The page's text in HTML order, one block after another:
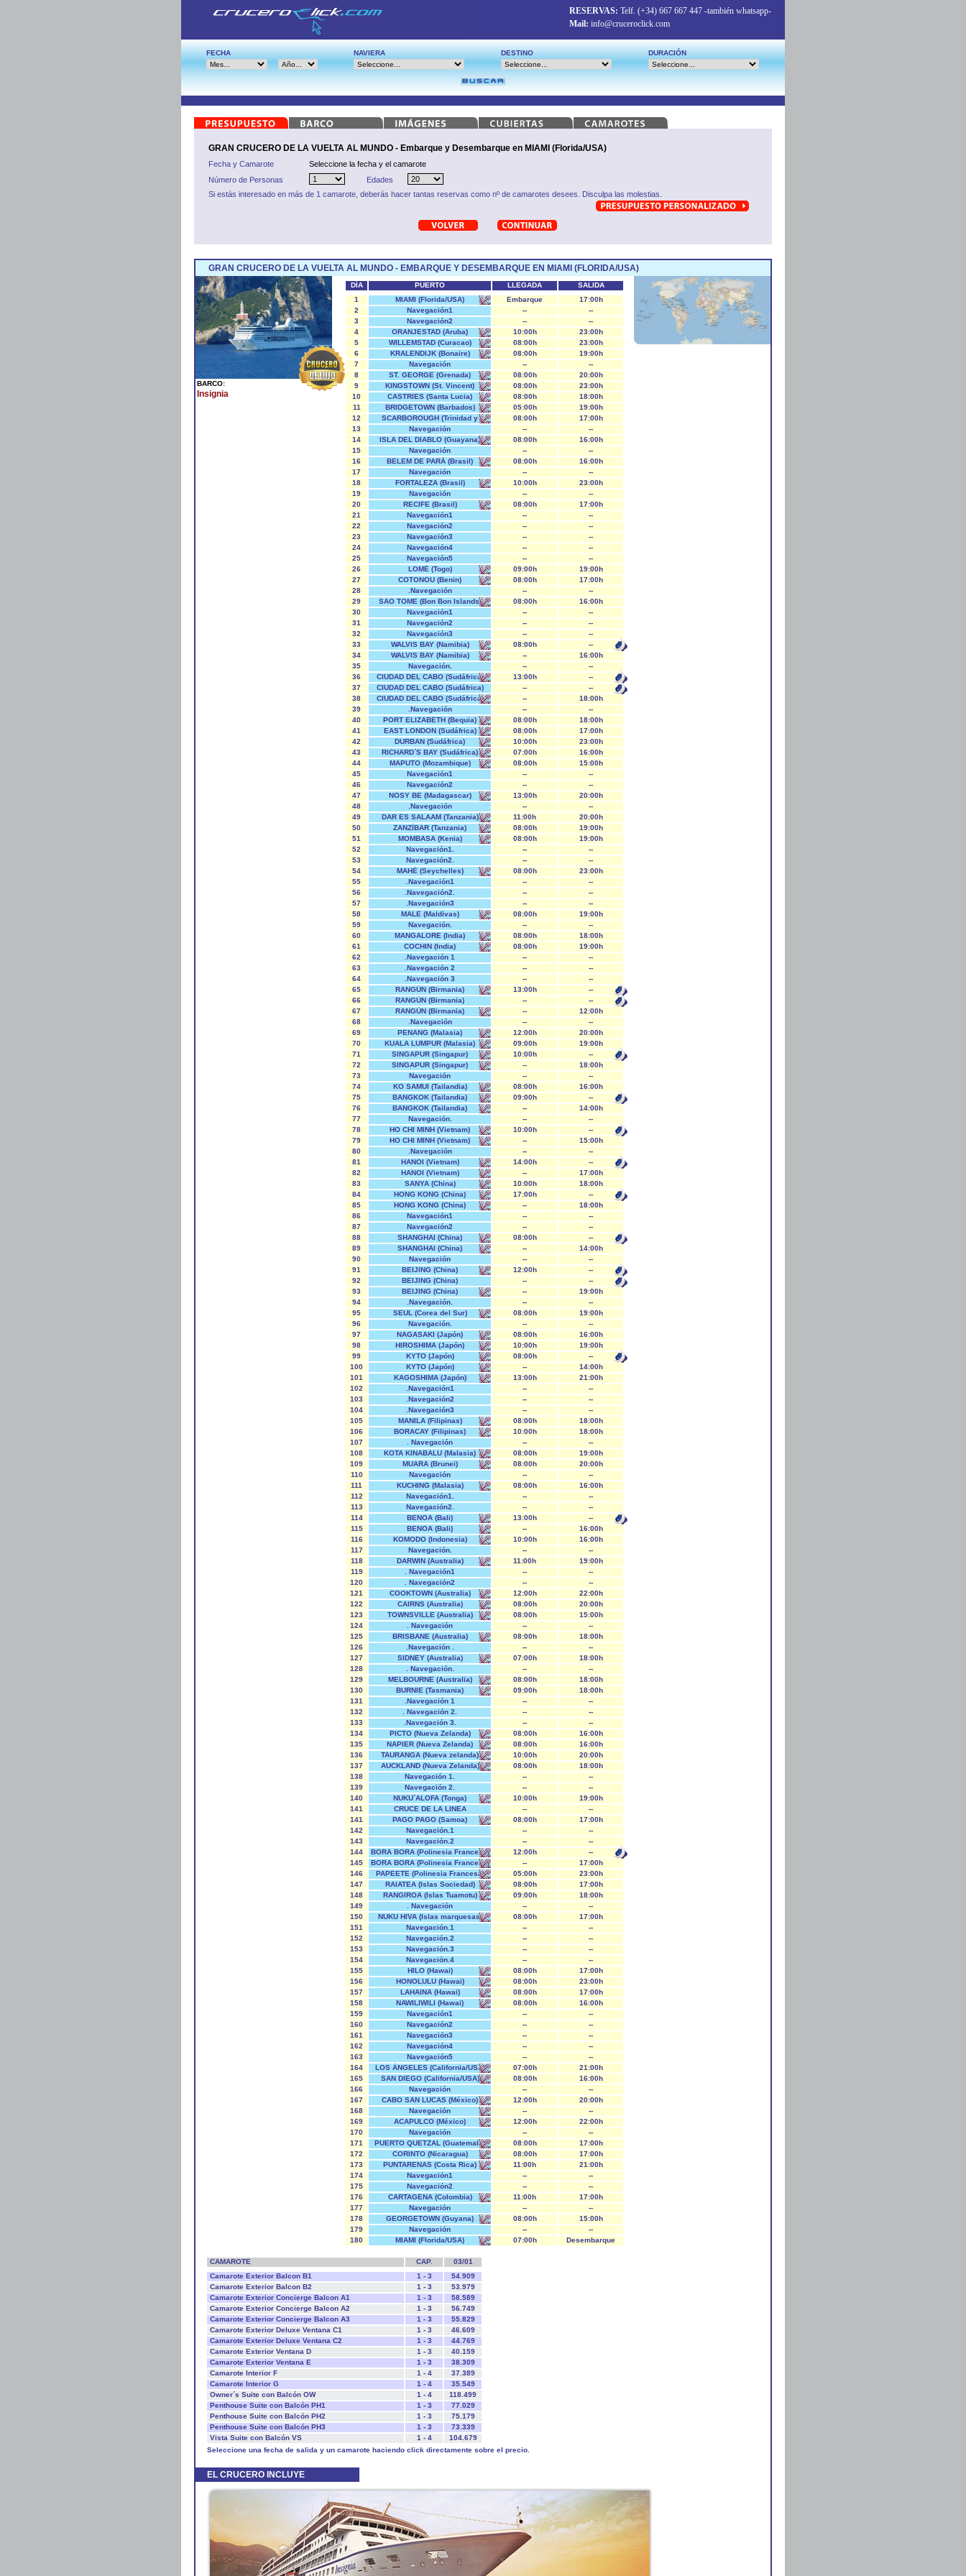
RESERVAS: Telf. (+34) 667 667 447 -también whatsapp-
Mail: info@cruceroclick.com
FECHA NAVIERA DESTINO DURACIÓN
GRAN CRUCERO DE LA VUELTA AL MUNDO - Embarque y Desembarque en MIAMI (Florida/USA)
Fecha y Camarote
Seleccione la fecha y el camarote
Número de Personas
Edades
Si estás interesado en más de 1 camarote, deberás hacer tantas reservas como nº de camarotes desees. Disculpa las molestias.
GRAN CRUCERO DE LA VUELTA AL MUNDO - EMBARQUE Y DESEMBARQUE EN MIAMI (FLORIDA/USA)
BARCO:
Insignia
DÍA PUERTO LLEGADA
SALIDA
1
MIAMI (Florida/USA) Embarque
17:00h
2
Navegación1 --
--
3
Navegación2 --
--
4
ORANJESTAD (Aruba) 10:00h
23:00h
5
WILLEMSTAD (Curacao) 08:00h
23:00h
6
KRALENDIJK (Bonaire) 08:00h
19:00h
7
Navegación --
--
8
ST. GEORGE (Grenada) 08:00h
20:00h
9
KINGSTOWN (St. Vincent) 08:00h
23:00h
10
CASTRIES (Santa Lucia) 08:00h
18:00h
11
BRIDGETOWN (Barbados) 05:00h
19:00h
12
SCARBOROUGH (Trinidad y
Tobago)
08:00h
17:00h
13
Navegación --
--
14
ISLA DEL DIABLO (Guayana) 08:00h
16:00h
15
Navegación --
--
16
BELEM DE PARÁ (Brasil) 08:00h
16:00h
17
Navegación --
--
18
FORTALEZA (Brasil) 10:00h
23:00h
19
Navegación --
--
20
RECIFE (Brasil) 08:00h
17:00h
21
Navegación1 --
--
22
Navegación2 --
--
23
Navegación3 --
--
24
Navegación4 --
--
25
Navegación5 --
--
26
LOMÉ (Togo) 09:00h
19:00h
27
COTONOU (Benin) 08:00h
17:00h
28
.Navegación --
--
29
SAO TOME (Bon Bon Islands) 08:00h
16:00h
30
Navegación1 --
--
31
Navegación2 --
--
32
Navegación3 --
--
33
WALVIS BAY (Namibia) 08:00h
--
34
WALVIS BAY (Namibia) --
16:00h
35
Navegación. --
--
36
CIUDAD DEL CABO (Sudáfrica) 13:00h
--
37
CIUDAD DEL CABO (Sudáfrica) --
--
38
CIUDAD DEL CABO (Sudáfrica) --
18:00h
39
.Navegación --
--
40
PORT ELIZABETH (Bequia) 08:00h
18:00h
41
EAST LONDON (Sudáfrica) 08:00h
17:00h
42
DURBAN (Sudáfrica) 10:00h
23:00h
43
RICHARD´S BAY (Sudáfrica) 07:00h
16:00h
44
MAPUTO (Mozambique) 08:00h
15:00h
45
Navegación1 --
--
46
Navegación2 --
--
47
NOSY BE (Madagascar) 13:00h
20:00h
48
.Navegación --
--
49
DAR ES SALAAM (Tanzania) 11:00h
20:00h
50
ZANZÍBAR (Tanzania) 08:00h
19:00h
51
MOMBASA (Kenia) 08:00h
19:00h
52
Navegación1. --
--
53
Navegación2. --
--
54
MAHÉ (Seychelles) 08:00h
23:00h
55
.Navegación1 --
--
56
.Navegación2. --
--
57
.Navegación3 --
--
58
MALE (Maldivas) 08:00h
19:00h
59
Navegación. --
--
60
MANGALORE (India) 08:00h
18:00h
61
COCHIN (India) 08:00h
19:00h
62
.Navegación 1 --
--
63
.Navegación 2 --
--
64
.Navegación 3 --
--
65
RANGÚN (Birmania) 13:00h
--
66
RANGÚN (Birmania) --
--
67
RANGÚN (Birmania) --
12:00h
68
.Navegación --
--
69
PENANG (Malasia) 12:00h
20:00h
70
KUALA LUMPUR (Malasia) 09:00h
19:00h
71
SINGAPUR (Singapur) 10:00h
--
72
SINGAPUR (Singapur) --
18:00h
73
Navegación --
--
74
KO SAMUI (Tailandia) 08:00h
16:00h
75
BANGKOK (Tailandia) 09:00h
--
76
BANGKOK (Tailandia) --
14:00h
77
Navegación. --
--
78
HO CHI MINH (Vietnam) 10:00h
--
79
HO CHI MINH (Vietnam) --
15:00h
80
.Navegación --
--
81
HANOI (Vietnam) 14:00h
--
82
HANOI (Vietnam) --
17:00h
83
SANYA (China) 10:00h
18:00h
84
HONG KONG (China) 17:00h
--
85
HONG KONG (China) --
18:00h
86
Navegación1 --
--
87
Navegación2 --
--
88
SHANGHAI (China) 08:00h
--
89
SHANGHAI (China) --
14:00h
90
Navegación --
--
91
BEIJING (China) 12:00h
--
92
BEIJING (China) --
--
93
BEIJING (China) --
19:00h
94
.Navegación. --
--
95
SEUL (Corea del Sur) 08:00h
19:00h
96
Navegación. --
--
97
NAGASAKI (Japón) 08:00h
16:00h
98
HIROSHIMA (Japón) 10:00h
19:00h
99
KYTO (Japón) 08:00h
--
100
KYTO (Japón) --
14:00h
101
KAGOSHIMA (Japón) 13:00h
21:00h
102
.Navegación1 --
--
103
.Navegación2 --
--
104
.Navegación3 --
--
105
MANILA (Filipinas) 08:00h
18:00h
106
BORACAY (Filipinas) 10:00h
18:00h
107
. Navegación --
--
108
KOTA KINABALU (Malasia) 08:00h
19:00h
109
MUARA (Brunei) 08:00h
20:00h
110
Navegación --
--
111
KUCHING (Malasia) 08:00h
16:00h
112
Navegación1. --
--
113
Navegación2. --
--
114
BENOA (Bali) 13:00h
--
115
BENOA (Bali) --
16:00h
116
KOMODO (Indonesia) 10:00h
16:00h
117
Navegación. --
--
118
DARWIN (Australia) 11:00h
19:00h
119
. Navegación1 --
--
120
. Navegación2 --
--
121
COOKTOWN (Australia) 12:00h
22:00h
122
CAIRNS (Australia) 08:00h
20:00h
123
TOWNSVILLE (Australia) 08:00h
15:00h
124
. Navegación --
--
125
BRISBANE (Australia) 08:00h
18:00h
126
.Navegación . --
--
127
SIDNEY (Australia) 07:00h
18:00h
128
. Navegación. --
--
129
MELBOURNE (Australia) 08:00h
18:00h
130
BURNIE (Tasmania) 09:00h
18:00h
131
.Navegación 1 --
--
132
. Navegación 2. --
--
133
.Navegación 3. --
--
134
PICTO (Nueva Zelanda) 08:00h
16:00h
135
NAPIER (Nueva Zelanda) 08:00h
16:00h
136
TAURANGA (Nueva zelanda) 10:00h
20:00h
137
AUCKLAND (Nueva Zelanda) 08:00h
18:00h
138
Navegación 1. --
--
139
Navegación 2. --
--
140
NUKU´ALOFA (Tonga) 10:00h
19:00h
141
CRUCE DE LA LINEA
INTERNACIONAL DEL TIEMPO
--
--
141
PAGO PAGO (Samoa) 08:00h
17:00h
142
Navegación.1 --
--
143
Navegación.2 --
--
144
BORA BORA (Polinesia Francesa) 12:00h
--
145
BORA BORA (Polinesia Francesa) --
17:00h
146
PAPEETE (Polinesia Francesa) 05:00h
23:00h
147
RAIATEA (Islas Sociedad) 08:00h
17:00h
148
RANGIROA (Islas Tuamotu) 09:00h
18:00h
149
. Navegación --
--
150
NUKU HIVA (Islas marquesas) 08:00h
17:00h
151
Navegación.1 --
--
152
Navegación.2 --
--
153
Navegación.3 --
--
154
Navegación.4 --
--
155
HILO (Hawai) 08:00h
17:00h
156
HONOLULU (Hawai) 08:00h
23:00h
157
LAHAINA (Hawai) 08:00h
17:00h
158
NAWILIWILI (Hawai) 08:00h
16:00h
159
Navegación1 --
--
160
Navegación2 --
--
161
Navegación3 --
--
162
Navegación4 --
--
163
Navegación5 --
--
164
LOS ÁNGELES (California/USA) 07:00h
21:00h
165
SAN DIEGO (California/USA) 08:00h
16:00h
166
Navegación --
--
167
CABO SAN LUCAS (México) 12:00h
20:00h
168
Navegación --
--
169
ACAPULCO (México) 12:00h
22:00h
170
Navegación --
--
171
PUERTO QUETZAL (Guatemala) 08:00h
17:00h
172
CORINTO (Nicaragua) 08:00h
17:00h
173
PUNTARENAS (Costa Rica) 11:00h
21:00h
174
Navegación1 --
--
175
Navegación2 --
--
176
CARTAGENA (Colombia) 11:00h
17:00h
177
Navegación --
--
178
GEORGETOWN (Guyana) 08:00h
15:00h
179
Navegación --
--
180
MIAMI (Florida/USA) 07:00h Desembarque
CAMAROTE CAP.
03/01
Camarote Exterior Balcon B1
1 - 3
54.909
Camarote Exterior Balcon B2
1 - 3
53.979
Camarote Exterior Concierge Balcon A1
1 - 3
58.589
Camarote Exterior Concierge Balcon A2
1 - 3
56.749
Camarote Exterior Concierge Balcon A3
1 - 3
55.829
Camarote Exterior Deluxe Ventana C1
1 - 3
46.609
Camarote Exterior Deluxe Ventana C2
1 - 3
44.769
Camarote Exterior Ventana D
1 - 3
40.159
Camarote Exterior Ventana E
1 - 3
38.309
Camarote Interior F
1 - 4
37.389
Camarote Interior G
1 - 4
35.549
Owner´s Suite con Balcón OW
1 - 4
118.499
Penthouse Suite con Balcón PH1
1 - 3
77.029
Penthouse Suite con Balcón PH2
1 - 3
75.179
Penthouse Suite con Balcón PH3
1 - 3
73.339
Vista Suite con Balcón VS
1 - 4
104.679
Seleccione una fecha de salida y un camarote haciendo click directamente sobre el precio.
EL CRUCERO INCLUYE